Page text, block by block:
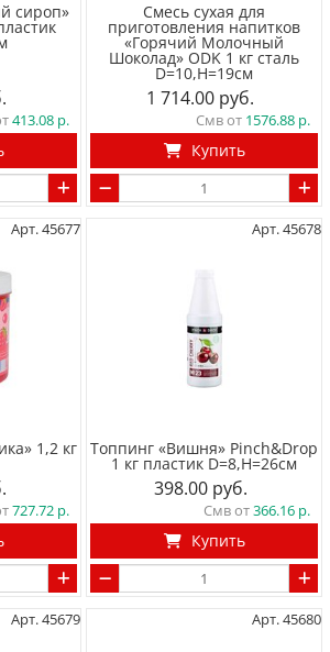
сироп»
413.08
Смесь сухая для
приготовления напитков
«Горячий Молочный
Шоколад» ODK 1 кг сталь
D=10,H=19см
1 714.00
Смв от 1576.88
Купить
Арт. 45677
1,2 кг
727.72
Арт. 45678
Топпинг «Вишня» Pinch&Drop
1 кг пластик D=8,H=26см
398.00
Смв от366.16
Купить
Арт. 45679 Арт. 45680